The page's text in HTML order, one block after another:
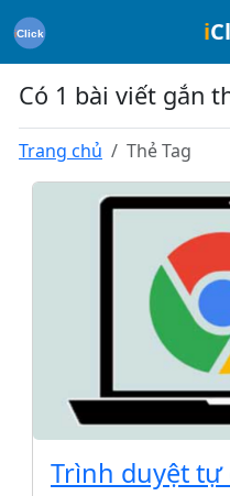
i
Có 1 bài viết gắn
Trang chủ Thẻ Tag
Trình duyệt tự